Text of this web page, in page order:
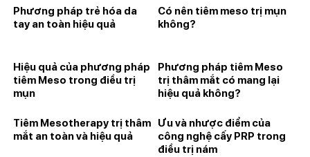
Phương pháp trẻ hóa da
tay an toàn hiệu quả
Có nên tiêm meso trị mụn
không?
Hiệu quả của phương pháp
tiêm Meso trong điều trị
mụn
Phương pháp tiêm Meso
trị thâm mắt có mang lại
hiệu quả không?
Tiêm Mesotherapy trị thâm
mắt an toàn và hiệu quả
Ưu và nhược điểm của
công nghệ cấy PRP trong
điều trị nám